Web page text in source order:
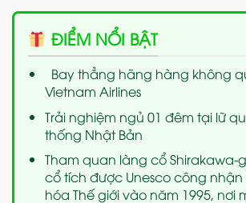
ĐIỂM NỔI BẬT
Bay thẳng hãng hàng không
Vietnam Airlines
Trải nghiệm ngủ 01 đêm tại lữ
thống Nhật Bản
Tham quan làng cổ Shirakawa-
cổ tích được Unesco công nhận
hóa Thế giới vào năm 1995, nơi